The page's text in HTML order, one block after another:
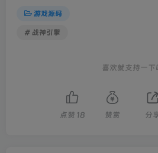
游戏源码
# 战神引擎
喜欢就支持一下
点赞 18 赞赏 分享